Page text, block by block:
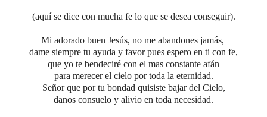
(aquí se dice con mucha fe lo que se desea conseguir).
Mi adorado buen Jesús, no me abandones jamás,
dame siempre tu ayuda y favorpues espero en ti con fe,
que yo te bendeciré con el mas constante afán
para merecer el cielo por toda la eternidad.
Señor que por tu bondad quisiste bajar del Cielo,
danos consuelo y alivio en toda necesidad.